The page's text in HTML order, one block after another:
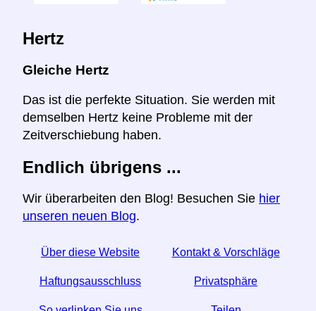
Hertz
Gleiche Hertz
Das ist die perfekte Situation. Sie werden mit
demselben Hertz keine Probleme mit der
Zeitverschiebung haben.
Endlich übrigens ...
Wir überarbeiten den Blog! Besuchen Sie hier
unseren neuen Blog.
Über diese Website Kontakt & Vorschläge
Haftungsausschluss Privatsphäre